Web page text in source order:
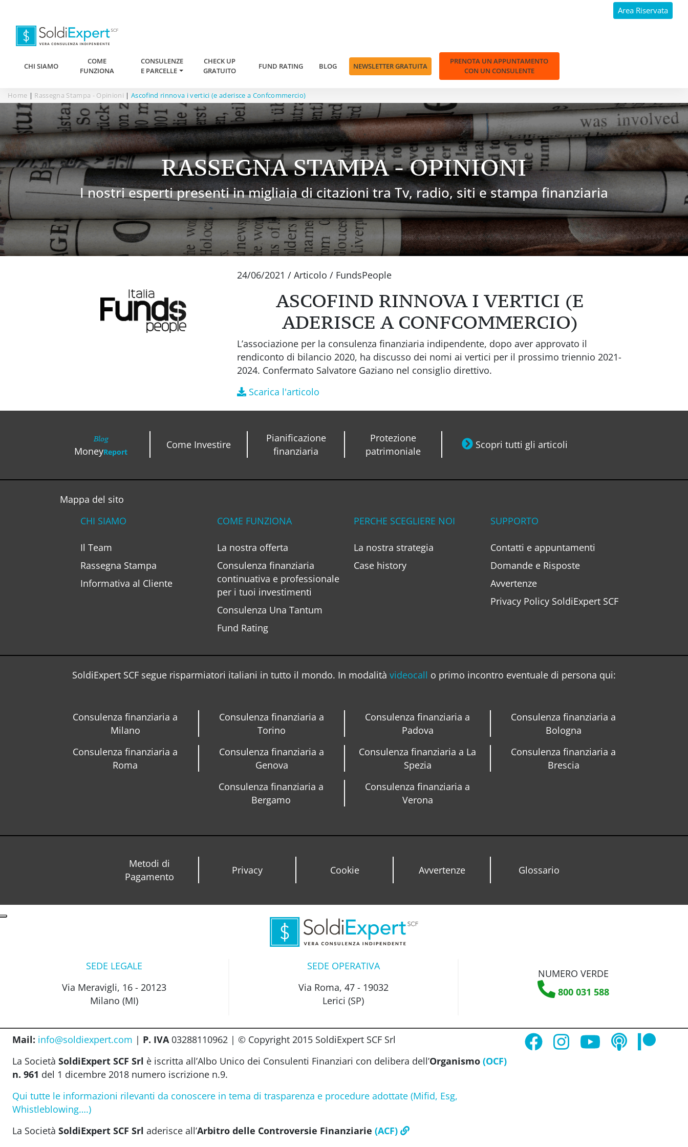
Area Riservata
CHI SIAMO
COME
FUNZIONA
CONSULENZE
E PARCELLE
CHECK UP
GRATUITO
FUND RATING BLOG NEWSLETTER GRATUITA
PRENOTA UN APPUNTAMENTO
CON UN CONSULENTE
Home | Rassegna Stampa - Opinioni |Ascofind rinnova i vertici (e aderisce a Confcommercio)
RASSEGNA STAMPA - OPINIONI
I nostri esperti presenti in migliaia di citazioni tra Tv, radio, siti e stampa finanziaria
24/06/2021 / Articolo / FundsPeople
ASCOFIND RINNOVA I VERTICI (E
ADERISCE A CONFCOMMERCIO)
L’associazione per la consulenza finanziaria indipendente, dopo aver approvato il
rendiconto di bilancio 2020, ha discusso dei nomi ai vertici per il prossimo triennio 2021-
2024. Confermato Salvatore Gaziano nel consiglio direttivo.
Scarica l'articolo
Blog
MoneyReport
Come Investire
Pianificazione
finanziaria
Protezione
patrimoniale
Scopri tutti gli articoli
Mappa del sito
CHI SIAMO
Il Team
Rassegna Stampa
Informativa al Cliente
COME FUNZIONA
La nostra offerta
Consulenza finanziaria
continuativa e professionale
per i tuoi investimenti
Consulenza Una Tantum
Fund Rating
PERCHE SCEGLIERE NOI
La nostra strategia
Case history
SUPPORTO
Contatti e appuntamenti
Domande e Risposte
Avvertenze
Privacy Policy SoldiExpert SCF
SoldiExpert SCF segue risparmiatori italiani in tutto il mondo. In modalità videocall o primo incontro eventuale di persona qui:
Consulenza finanziaria a
Milano
Consulenza finanziaria a
Torino
Consulenza finanziaria a
Padova
Consulenza finanziaria a
Bologna
Consulenza finanziaria a
Roma
Consulenza finanziaria a
Genova
Consulenza finanziaria a La
Spezia
Consulenza finanziaria a
Brescia
Consulenza finanziaria a
Bergamo
Consulenza finanziaria a
Verona
Metodi di
Pagamento
Privacy Cookie Avvertenze Glossario
SEDE LEGALE
Via Meravigli, 16 - 20123
Milano (MI)
SEDE OPERATIVA
Via Roma, 47 - 19032
Lerici (SP)
NUMERO VERDE
800 031 588
Mail: info@soldiexpert.com | P. IVA 03288110962 | © Copyright 2015 SoldiExpert SCF Srl
La Società SoldiExpert SCF Srl è iscritta all’Albo Unico dei Consulenti Finanziari con delibera dell’Organismo (OCF)
n. 961 del 1 dicembre 2018 numero iscrizione n.9.
Qui tutte le informazioni rilevanti da conoscere in tema di trasparenza e procedure adottate (Mifid, Esg,
Whistleblowing….)
La Società SoldiExpert SCF Srl aderisce all’Arbitro delle Controversie Finanziarie (ACF)